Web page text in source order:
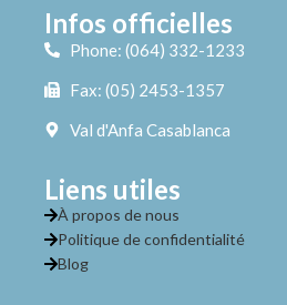
Infos officielles
Phone: (064) 332-1233
Fax: (05) 2453-1357
Val d'Anfa Casablanca
Liens utiles
À propos de nous
Politique de confidentialité
Blog